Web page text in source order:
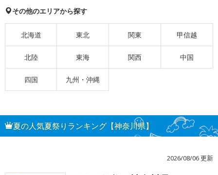
その他のエリアから探す
北海道 東北 関東 甲信越
北陸 東海 関西 中国
四国 九州・沖縄
夏の人気夏祭りランキング【神奈川県】
2026/08/06 更新